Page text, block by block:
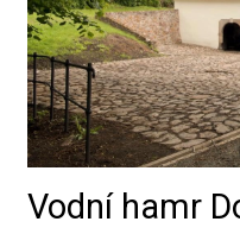
Vodní hamr